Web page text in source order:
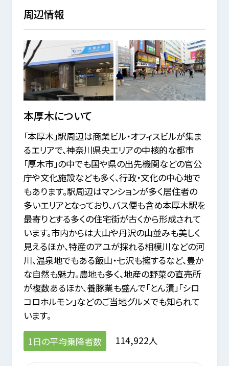
周辺情報
本厚木について
「本厚木」駅周辺は商業ビル・オフィスビルが集ま
るエリアで、神奈川県央エリアの中核的な都市
「厚木市」の中でも国や県の出先機関などの官公
庁や文化施設なども多く、行政・文化の中心地で
もあります。駅周辺はマンションが多く居住者の
多いエリアとなっており、バス便も含め本厚木駅を
最寄りとする多くの住宅街が古くから形成されて
います。市内からは大山や丹沢の山並みも美しく
見えるほか、特産のアユが採れる相模川などの河
川、温泉地でもある飯山・七沢も擁するなど、豊か
な自然も魅力。農地も多く、地産の野菜の直売所
が複数あるほか、養豚業も盛んで「とん漬」「シロ
コロホルモン」などのご当地グルメでも知られて
います。
1日の平均乗降者数 114,922人